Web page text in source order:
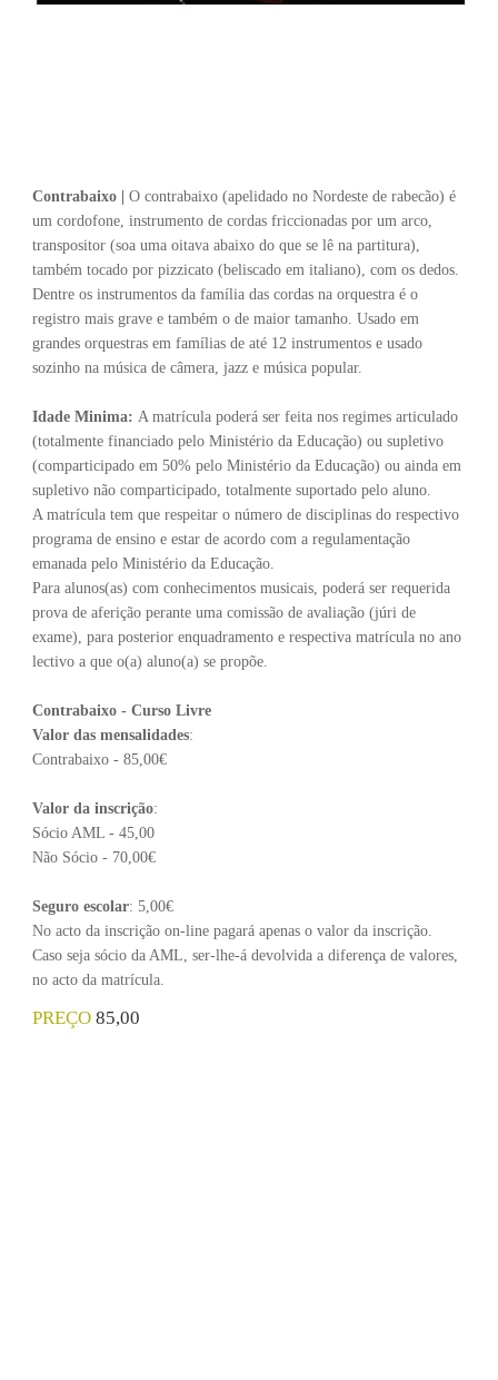
Contrabaixo | O contrabaixo (apelidado no Nordeste de rabecão) é
um cordofone, instrumento de cordas friccionadas por um arco,
transpositor (soa uma oitava abaixo do que se lê na partitura),
também tocado por pizzicato (beliscado em italiano), com os dedos.
Dentre os instrumentos da família das cordas na orquestra é o
registro mais grave e também o de maior tamanho. Usado em
grandes orquestras em famílias de até 12 instrumentos e usado
sozinho na música de câmera, jazz e música popular.
Idade Minima: A matrícula poderá ser feita nos regimes articulado
(totalmente financiado pelo Ministério da Educação) ou supletivo
(comparticipado em 50% pelo Ministério da Educação) ou ainda em
supletivo não comparticipado, totalmente suportado pelo aluno.
A matrícula tem que respeitar o número de disciplinas do respectivo
programa de ensino e estar de acordo com a regulamentação
emanada pelo Ministério da Educação.
Para alunos(as) com conhecimentos musicais, poderá ser requerida
prova de aferição perante uma comissão de avaliação (júri de
exame), para posterior enquadramento e respectiva matrícula no ano
lectivo a que o(a) aluno(a) se propõe.
Contrabaixo - Curso Livre
Valor das mensalidades:
Contrabaixo - 85,00€
Valor da inscrição:
Sócio AML - 45,00
Não Sócio - 70,00€
Seguro escolar: 5,00€
No acto da inscrição on-line pagará apenas o valor da inscrição.
Caso seja sócio da AML, ser-lhe-á devolvida a diferença de valores,
no acto da matrícula.
PREÇO 85,00